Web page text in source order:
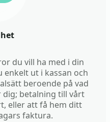
du vill ha med i din
enkelt ut i kassan och
beroende på vad
dig; betalning till vårt
eller att få hem ditt
faktura.